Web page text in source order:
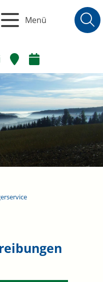
Menü